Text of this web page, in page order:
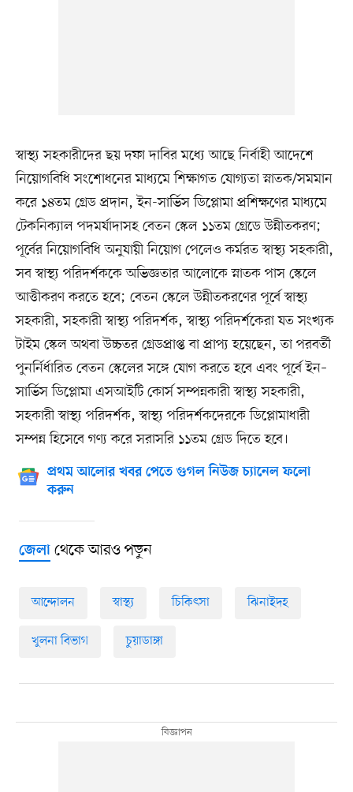
স্বাস্থ্য সহকারীদের ছয় দফা দাবির মধ্যে আছে নির্বাহী আদেশে
নিয়োগবিধি সংশোধনের মাধ্যমে শিক্ষাগত যোগ্যতা স্নাতক/সমমান
করে ১৪তম গ্রেড প্রদান, ইন-সার্ভিস ডিপ্লোমা প্রশিক্ষণের মাধ্যমে
টেকনিক্যাল পদমর্যাদাসহ বেতন স্কেল ১১তম গ্রেডে উন্নীতকরণ;
পূর্বের নিয়োগবিধি অনুযায়ী নিয়োগ পেলেও কর্মরত স্বাস্থ্য সহকারী,
সব স্বাস্থ্য পরিদর্শককে অভিজ্ঞতার আলোকে স্নাতক পাস স্কেলে
আত্তীকরণ করতে হবে; বেতন স্কেলে উন্নীতকরণের পূর্বে স্বাস্থ্য
সহকারী, সহকারী স্বাস্থ্য পরিদর্শক, স্বাস্থ্য পরিদর্শকেরা যত সংখ্যক
টাইম স্কেল অথবা উচ্চতর গ্রেডপ্রাপ্ত বা প্রাপ্য হয়েছেন, তা পরবর্তী
পুনর্নির্ধারিত বেতন স্কেলের সঙ্গে যোগ করতে হবে এবং পূর্বে ইন–
সার্ভিস ডিপ্লোমা এসআইটি কোর্স সম্পন্নকারী স্বাস্থ্য সহকারী,
সহকারী স্বাস্থ্য পরিদর্শক, স্বাস্থ্য পরিদর্শকদেরকে ডিপ্লোমাধারী
সম্পন্ন হিসেবে গণ্য করে সরাসরি ১১তম গ্রেড দিতে হবে।
প্রথম আলোর খবর পেতে গুগল নিউজ চ্যানেল ফলো
করুন
জেলাথেকে আরও পড়ুন
আন্দোলন স্বাস্থ্য চিকিৎসা ঝিনাইদহ
খুলনা বিভাগ চুয়াডাঙ্গা